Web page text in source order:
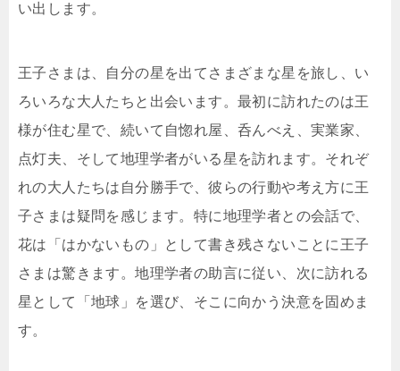
い出します。
王子さまは、自分の星を出てさまざまな星を旅し、い
ろいろな大人たちと出会います。最初に訪れたのは王
様が住む星で、続いて自惚れ屋、呑んべえ、実業家、
点灯夫、そして地理学者がいる星を訪れます。それぞ
れの大人たちは自分勝手で、彼らの行動や考え方に王
子さまは疑問を感じます。特に地理学者との会話で、
花は「はかないもの」として書き残さないことに王子
さまは驚きます。地理学者の助言に従い、次に訪れる
星として「地球」を選び、そこに向かう決意を固めま
す。